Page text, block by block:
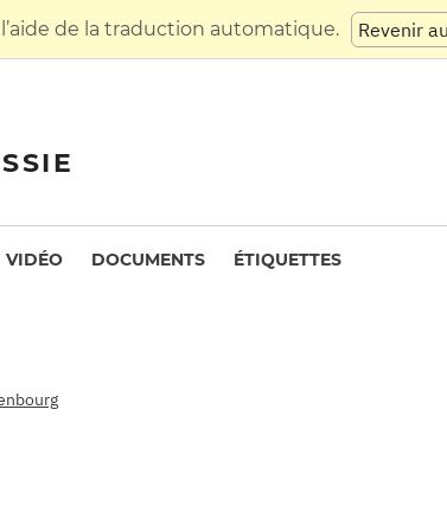
de la traduction automatique. Revenir
VIDÉO DOCUMENTS ÉTIQUETTES